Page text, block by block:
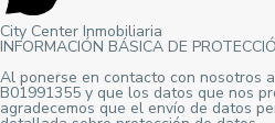
City Center Inmobiliaria
INFORMACIÓN BÁSICA DE
Al ponerse en contacto con nosotros a
B01991355 y que los datos que nos
agradecemos que el envío de datos